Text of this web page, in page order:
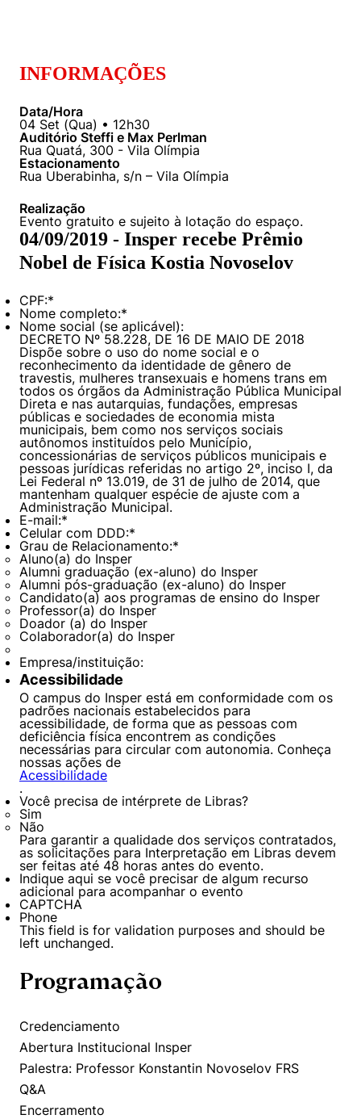
INFORMAÇÕES
Data/Hora
04 Set (Qua) • 12h30
Auditório Steffi e Max Perlman
Rua Quatá, 300 - Vila Olímpia
Estacionamento
Rua Uberabinha, s/n – Vila Olímpia
Realização
Evento gratuito e sujeito à lotação do espaço.
04/09/2019 - Insper recebe Prêmio
Nobel de Física Kostia Novoselov
CPF:*
Nome completo:*
Nome social (se aplicável):
DECRETO Nº 58.228, DE 16 DE MAIO DE 2018
Dispõe sobre o uso do nome social e o
reconhecimento da identidade de gênero de
travestis, mulheres transexuais e homens trans em
todos os órgãos da Administração Pública Municipal
Direta e nas autarquias, fundações, empresas
públicas e sociedades de economia mista
municipais, bem como nos serviços sociais
autônomos instituídos pelo Município,
concessionárias de serviços públicos municipais e
pessoas jurídicas referidas no artigo 2º, inciso I, da
Lei Federal nº 13.019, de 31 de julho de 2014, que
mantenham qualquer espécie de ajuste com a
Administração Municipal.
E-mail:*
Celular com DDD:*
Grau de Relacionamento:*
Aluno(a) do Insper
Alumni graduação (ex-aluno) do Insper
Alumni pós-graduação (ex-aluno) do Insper
Candidato(a) aos programas de ensino do Insper
Professor(a) do Insper
Doador (a) do Insper
Colaborador(a) do Insper
Empresa/instituição:
Acessibilidade
O campus do Insper está em conformidade com os
padrões nacionais estabelecidos para
acessibilidade, de forma que as pessoas com
deficiência física encontrem as condições
necessárias para circular com autonomia. Conheça
nossas ações de
Acessibilidade
.
Você precisa de intérprete de Libras?
Sim
Não
Para garantir a qualidade dos serviços contratados,
as solicitações para Interpretação em Libras devem
ser feitas até 48 horas antes do evento.
Indique aqui se você precisar de algum recurso
adicional para acompanhar o evento
CAPTCHA
Phone
This field is for validation purposes and should be
left unchanged.
Programação
Credenciamento
Abertura Institucional Insper
Palestra: Professor Konstantin Novoselov FRS
Q&A
Encerramento